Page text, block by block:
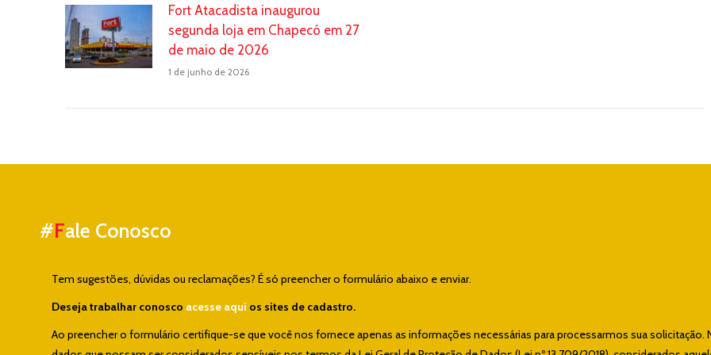
Fort Atacadista inaugurou
segunda loja em Chapecó em 27
de maio de 2026
1 de junho de 2026
#Fale Conosco
Tem sugestões, dúvidas ou reclamações? É só preencher o formulário abaixo e enviar.
Deseja trabalhar conosco acesse aqui os sites de cadastro.
Ao preencher o formulário certifique-se que você nos fornece apenas as informações necessárias para processarmos sua solicitação.